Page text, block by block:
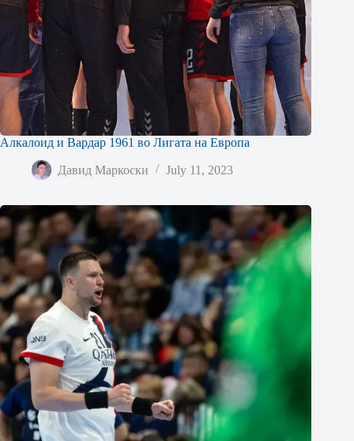
Алкалоид и Вардар 1961 во Лигата на Европа
Давид Маркоски July 11, 2023